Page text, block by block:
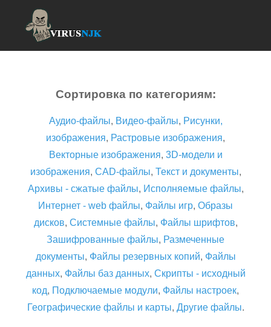
Сортировка по категориям:
Аудио-файлы, Видео-файлы, Рисунки,
изображения, Растровые изображения,
Векторные изображения, 3D-модели и
изображения, CAD-файлы, Текст и документы,
Архивы - сжатые файлы, Исполняемые файлы,
Интернет - web файлы, Файлы игр, Образы
дисков, Системные файлы, Файлы шрифтов,
Зашифрованные файлы, Размеченные
документы, Файлы резервных копий, Файлы
данных, Файлы баз данных, Скрипты - исходный
код, Подключаемые модули, Файлы настроек,
Географические файлы и карты, Другие файлы.